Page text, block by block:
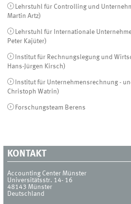
Lehrstuhl für Controlling und
Martin Artz)
Lehrstuhl für Internationale
Peter Kajüter)
Institut für Rechnungslegung und
Hans-Jürgen Kirsch)
Institut für Unternehmensrechnung -
Christoph Watrin)
Forschungsteam Berens
KONTAKT
Accounting Center Münster
Universitätsstr. 14- 16
48143 Münster
Deutschland